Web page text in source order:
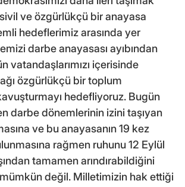
ve özgürlükçü bir anayasa
hedeflerimiz arasında yer
darbe anayasası ayıbından
vatandaşlarımızı içerisinde
özgürlükçü bir toplum
hedefliyoruz. Bugün
darbe dönemlerinin izini taşıyan
ve bu anayasanın 19 kez
rağmen ruhunu 12 Eylül
tamamen arındırabildiğini
değil. Milletimizin hak ettiği